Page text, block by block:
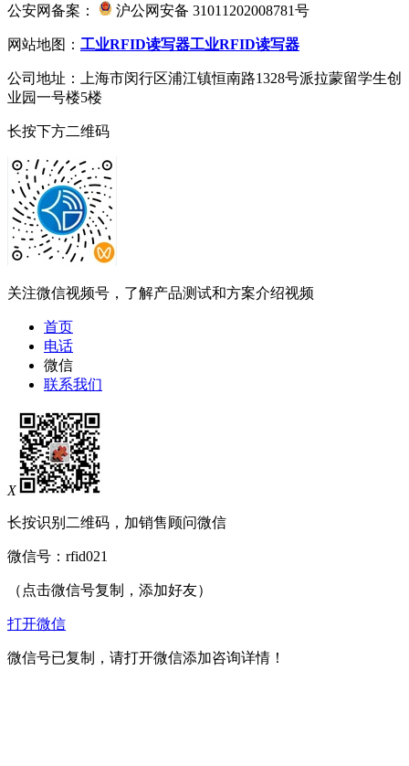
公安网备案： 沪公网安备 31011202008781号
网站地图： 工业RFID读写器工业RFID读写器
公司地址：上海市闵行区浦江镇恒南路1328号派拉蒙留学生创
业园一号楼5楼
长按下方二维码
关注微信视频号，了解产品测试和方案介绍视频
首页
电话
微信
联系我们
X
长按识别二维码，加销售顾问微信
微信号： rfid021
（点击微信号复制，添加好友）
打开微信
微信号已复制，请打开微信添加咨询详情！